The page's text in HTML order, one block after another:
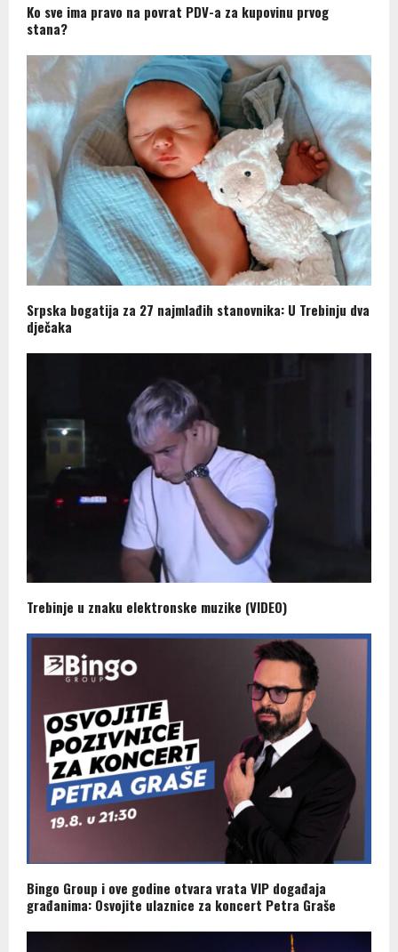
Ko sve ima pravo na povrat PDV-a za kupovinu prvog
stana?
Srpska bogatija za 27 najmlađih stanovnika: U Trebinju dva
dječaka
Trebinje u znaku elektronske muzike (VIDEO)
Bingo Group i ove godine otvara vrata VIP događaja
građanima: Osvojite ulaznice za koncert Petra Graše